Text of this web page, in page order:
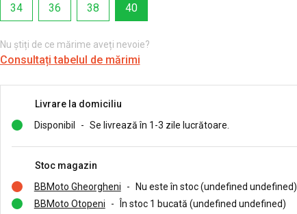
34
36 38 40
Nu știți de ce mărime aveți nevoie?
Consultați tabelul de mărimi
Livrare la domiciliu
Disponibil
- Se livrează în 1-3 zile lucrătoare.
Stoc magazin
BBMoto Gheorgheni
-
Nu este în stoc (undefined undefined)
BBMoto Otopeni
-
În stoc 1 bucată (undefined undefined)